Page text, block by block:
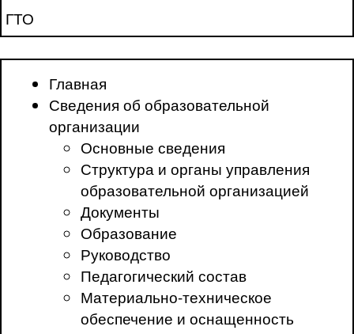
ГТО
Главная
Сведения об образовательной
организации
Основные сведения
Структура и органы управления
образовательной организацией
Документы
Образование
Руководство
Педагогический состав
Материально-техническое
обеспечение и оснащенность